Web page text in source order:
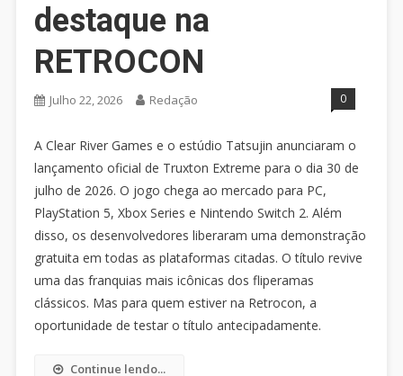
destaque na
RETROCON
Julho 22, 2026 Redação 0
A Clear River Games e o estúdio Tatsujin anunciaram o
lançamento oficial de Truxton Extreme para o dia 30 de
julho de 2026. O jogo chega ao mercado para PC,
PlayStation 5, Xbox Series e Nintendo Switch 2. Além
disso, os desenvolvedores liberaram uma demonstração
gratuita em todas as plataformas citadas. O título revive
uma das franquias mais icônicas dos fliperamas
clássicos. Mas para quem estiver na Retrocon, a
oportunidade de testar o título antecipadamente.
Continue lendo...